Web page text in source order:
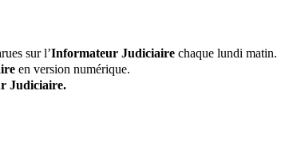
sur l’Informateur Judiciaire chaque lundi matin.
en version numérique.
Judiciaire.